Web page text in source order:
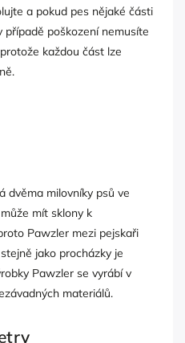
a pokud pes nějaké části
případě poškození nemusíte
každou část lze
dvěma milovníky psů ve
mít sklony k
Pawzler mezi pejskaři
jako procházky je
Pawzler se vyrábí v
materiálů.